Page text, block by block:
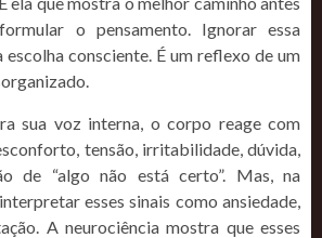
o pensamento. Ignorar essa
escolha consciente. É um reflexo de um
sua voz interna, o corpo reage com
tensão, irritabilidade, dúvida,
de “algo não está certo”. Mas, na
esses sinais como ansiedade,
A neurociência mostra que esses